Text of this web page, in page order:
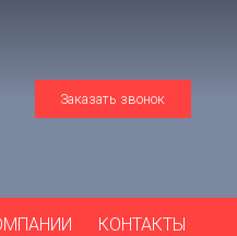
Заказать звонок
КОНТАКТЫ